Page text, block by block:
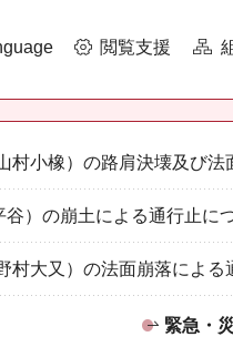
閲覧支援
村小橡）の路肩決壊及び法
谷）の崩土による通行止に
村大又）の法面崩落による
緊急・